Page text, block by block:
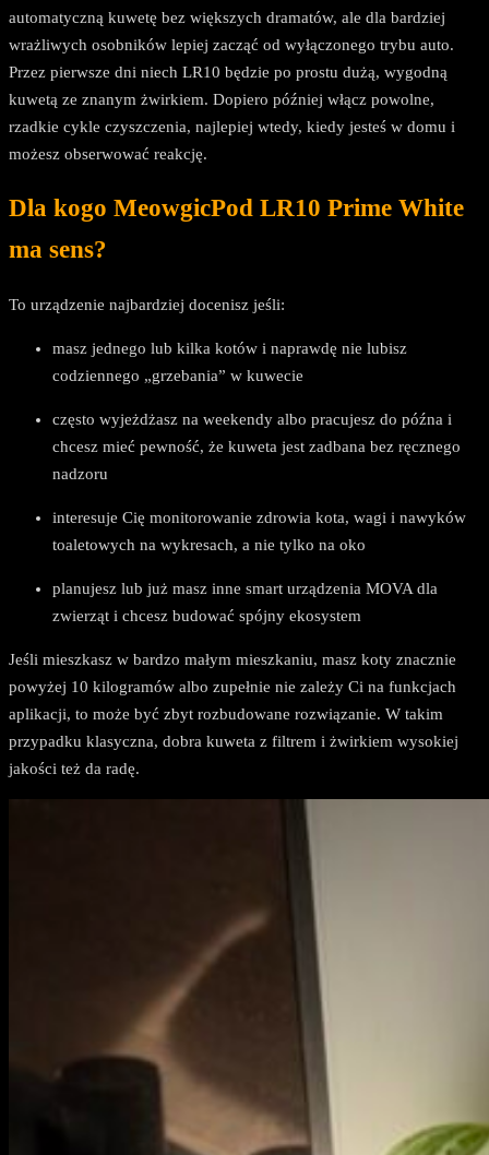
automatyczną kuwetę bez większych dramatów, ale dla bardziej
wrażliwych osobników lepiej zacząć od wyłączonego trybu auto.
Przez pierwsze dni niech LR10 będzie po prostu dużą, wygodną
kuwetą ze znanym żwirkiem. Dopiero później włącz powolne,
rzadkie cykle czyszczenia, najlepiej wtedy, kiedy jesteś w domu i
możesz obserwować reakcję.
Dla kogo MeowgicPod LR10 Prime White
ma sens?
To urządzenie najbardziej docenisz jeśli:
masz jednego lub kilka kotów i naprawdę nie lubisz
codziennego „grzebania” w kuwecie
często wyjeżdżasz na weekendy albo pracujesz do późna i
chcesz mieć pewność, że kuweta jest zadbana bez ręcznego
nadzoru
interesuje Cię monitorowanie zdrowia kota, wagi i nawyków
toaletowych na wykresach, a nie tylko na oko
planujesz lub już masz inne smart urządzenia MOVA dla
zwierząt i chcesz budować spójny ekosystem
Jeśli mieszkasz w bardzo małym mieszkaniu, masz koty znacznie
powyżej 10 kilogramów albo zupełnie nie zależy Ci na funkcjach
aplikacji, to może być zbyt rozbudowane rozwiązanie. W takim
przypadku klasyczna, dobra kuweta z filtrem i żwirkiem wysokiej
jakości też da radę.